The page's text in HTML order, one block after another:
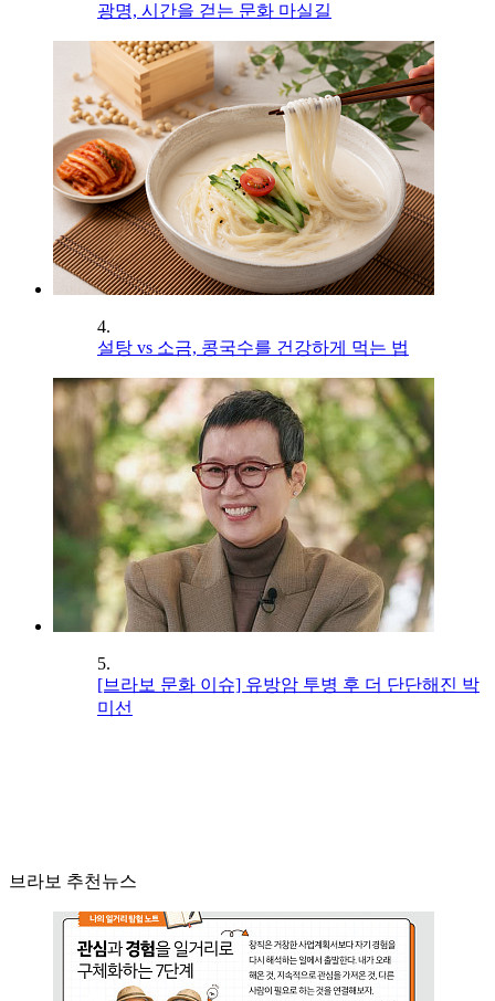
광명, 시간을 걷는 문화 마실길
4.
설탕 vs 소금, 콩국수를 건강하게 먹는 법
5.
[브라보 문화 이슈] 유방암 투병 후 더 단단해진 박
미선
브라보 추천뉴스